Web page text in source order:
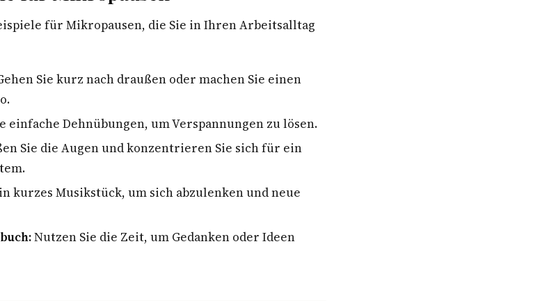
für Mikropausen, die Sie in Ihren Arbeitsalltag
Sie kurz nach draußen oder machen Sie einen
einfache Dehnübungen, um Verspannungen zu lösen.
Sie die Augen und konzentrieren Sie sich für ein
kurzes Musikstück, um sich abzulenken und neue
Nutzen Sie die Zeit, um Gedanken oder Ideen